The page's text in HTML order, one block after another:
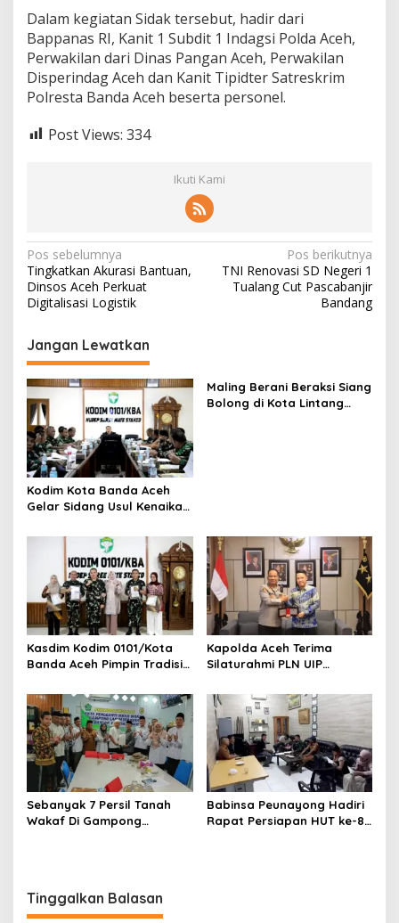
Dalam kegiatan Sidak tersebut, hadir dari
Bappanas RI, Kanit 1 Subdit 1 Indagsi Polda Aceh,
Perwakilan dari Dinas Pangan Aceh, Perwakilan
Disperindag Aceh dan Kanit Tipidter Satreskrim
Polresta Banda Aceh beserta personel.
Post Views: 334
Ikuti Kami
N
a
v
i
g
a
s
i
p
o
s
Pos sebelumnya
Tingkatkan Akurasi Bantuan,
Dinsos Aceh Perkuat
Digitalisasi Logistik
Pos berikutnya
TNI Renovasi SD Negeri 1
Tualang Cut Pascabanjir
Bandang
Jangan Lewatkan
Kodim Kota Banda Aceh
Gelar Sidang Usul Kenaikan
Tamtama Periode 1 April
Maling Berani Beraksi Siang
Bolong di Kota Lintang
Kasdim Kodim 0101/Kota
Banda Aceh Pimpin Tradisi
Satuan
Kapolda Aceh Terima
Silaturahmi PLN UIP
Perkuat Sinergi Dukung
Infrastruktur
Ketenagalistrikan
Sebanyak 7 Persil Tanah
Wakaf Di Gampong
Babinsa Peunayong Hadiri
Rapat Persiapan HUT ke-81
Tinggalkan Balasan